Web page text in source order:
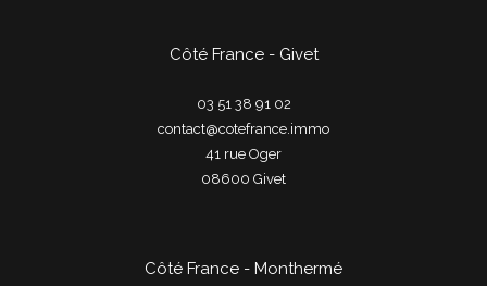
Côté France - Givet
03 51 38 91 02
contact@cotefrance.immo
41 rue Oger
08600
givet
Côté France - Monthermé